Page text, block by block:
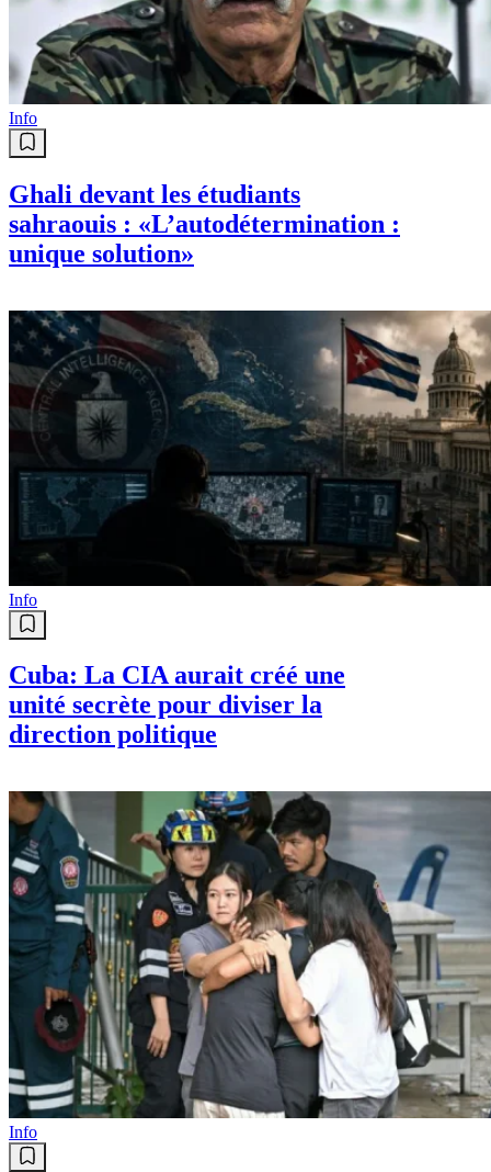
Info
Ghali devant les étudiants
sahraouis : «L’autodétermination :
unique solution»
Info
Cuba: La CIA aurait créé une
unité secrète pour diviser la
direction politique
Info